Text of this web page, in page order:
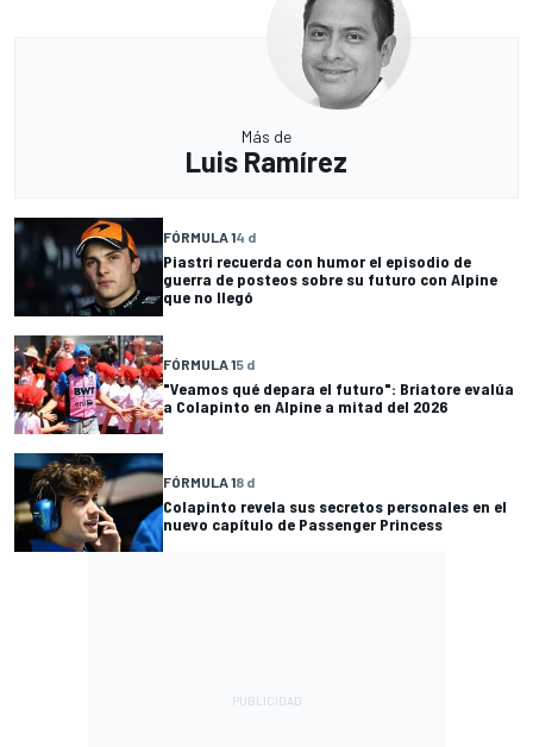
Más de
Luis Ramírez
FÓRMULA 14 d
Piastri recuerda con humor el episodio de
guerra de posteos sobre su futuro con Alpine
que no llegó
FÓRMULA 15 d
"Veamos qué depara el futuro": Briatore evalúa
a Colapinto en Alpine a mitad del 2026
FÓRMULA 18 d
Colapinto revela sus secretos personales en el
nuevo capítulo de Passenger Princess